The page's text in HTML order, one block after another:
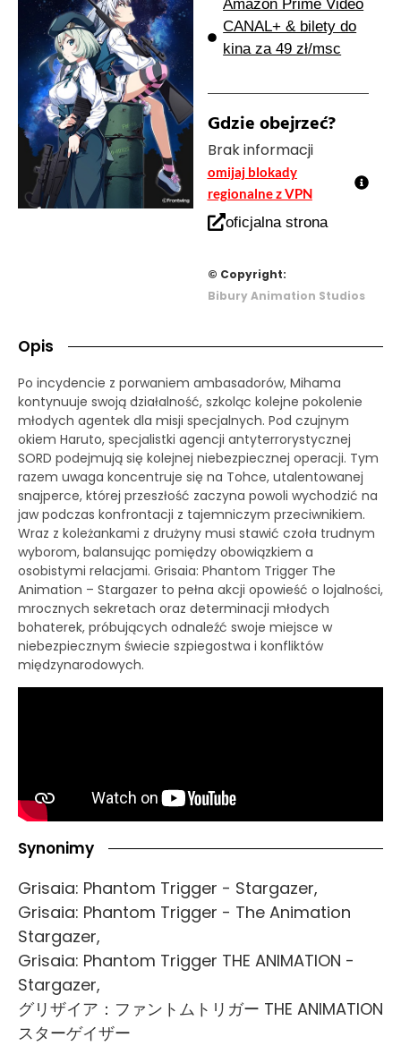
Amazon Prime Video
CANAL+ & bilety do
kina za 49 zł/msc
Gdzie obejrzeć?
Brak informacji
omijaj blokady
regionalne z VPN
oficjalna strona
© Copyright:
Bibury Animation Studios
Opis
Po incydencie z porwaniem ambasadorów, Mihama
kontynuuje swoją działalność, szkoląc kolejne pokolenie
młodych agentek dla misji specjalnych. Pod czujnym
okiem Haruto, specjalistki agencji antyterrorystycznej
SORD podejmują się kolejnej niebezpiecznej operacji. Tym
razem uwaga koncentruje się na Tohce, utalentowanej
snajperce, której przeszłość zaczyna powoli wychodzić na
jaw podczas konfrontacji z tajemniczym przeciwnikiem.
Wraz z koleżankami z drużyny musi stawić czoła trudnym
wyborom, balansując pomiędzy obowiązkiem a
osobistymi relacjami. Grisaia: Phantom Trigger The
Animation – Stargazer to pełna akcji opowieść o lojalności,
mrocznych sekretach oraz determinacji młodych
bohaterek, próbujących odnaleźć swoje miejsce w
niebezpiecznym świecie szpiegostwa i konfliktów
międzynarodowych.
Synonimy
Grisaia: Phantom Trigger - Stargazer,
Grisaia: Phantom Trigger - The Animation
Stargazer,
Grisaia: Phantom Trigger THE ANIMATION -
Stargazer,
グリザイア：ファントムトリガー THE ANIMATION
スターゲイザー